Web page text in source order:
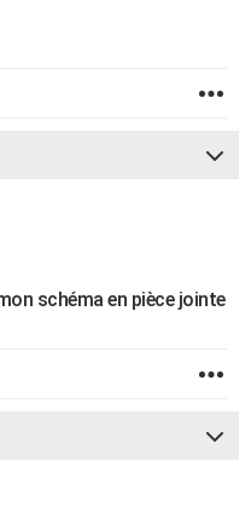
schéma en pièce jointe